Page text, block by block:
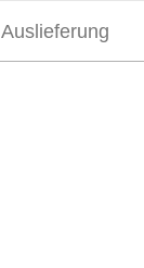
Auslieferung